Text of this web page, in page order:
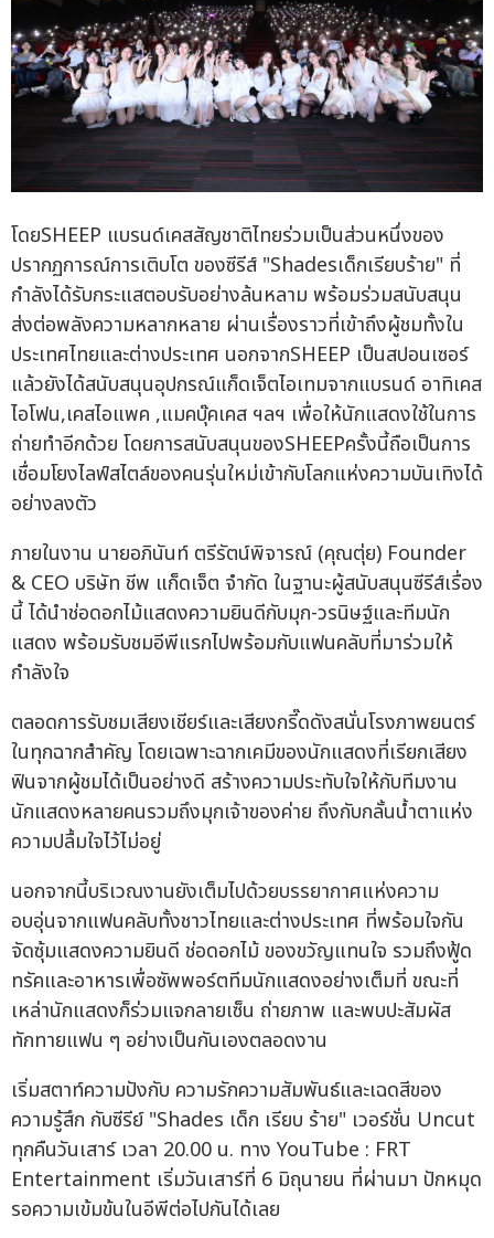
โดยSHEEP แบรนด์เคสสัญชาติไทยร่วมเป็นส่วนหนึ่งของ
ปรากฏการณ์การเติบโต ของซีรีส์ "Shadesเด็กเรียบร้าย" ที่
กำลังได้รับกระแสตอบรับอย่างล้นหลาม พร้อมร่วมสนับสนุน
ส่งต่อพลังความหลากหลาย ผ่านเรื่องราวที่เข้าถึงผู้ชมทั้งใน
ประเทศไทยและต่างประเทศ นอกจากSHEEP เป็นสปอนเซอร์
แล้วยังได้สนับสนุนอุปกรณ์แก็ดเจ็ตไอเทมจากแบรนด์ อาทิเคส
ไอโฟน,เคสไอแพค ,แมคบุ๊คเคส ฯลฯ เพื่อให้นักแสดงใช้ในการ
ถ่ายทำอีกด้วย โดยการสนับสนุนของSHEEPครั้งนี้ถือเป็นการ
เชื่อมโยงไลฟ์สไตล์ของคนรุ่นใหม่เข้ากับโลกแห่งความบันเทิงได้
อย่างลงตัว
ภายในงาน นายอภินันท์ ตรีรัตน์พิจารณ์ (คุณตุ่ย) Founder
& CEO บริษัท ชีพ แก็ดเจ็ต จำกัด ในฐานะผู้สนับสนุนซีรีส์เรื่อง
นี้ ได้นำช่อดอกไม้แสดงความยินดีกับมุก-วรนิษฐ์และทีมนัก
แสดง พร้อมรับชมอีพีแรกไปพร้อมกับแฟนคลับที่มาร่วมให้
กำลังใจ
ตลอดการรับชมเสียงเชียร์และเสียงกรี๊ดดังสนั่นโรงภาพยนตร์
ในทุกฉากสำคัญ โดยเฉพาะฉากเคมีของนักแสดงที่เรียกเสียง
ฟินจากผู้ชมได้เป็นอย่างดี สร้างความประทับใจให้กับทีมงาน
นักแสดงหลายคนรวมถึงมุกเจ้าของค่าย ถึงกับกลั้นน้ำตาแห่ง
ความปลื้มใจไว้ไม่อยู่
นอกจากนี้บริเวณงานยังเต็มไปด้วยบรรยากาศแห่งความ
อบอุ่นจากแฟนคลับทั้งชาวไทยและต่างประเทศ ที่พร้อมใจกัน
จัดซุ้มแสดงความยินดี ช่อดอกไม้ ของขวัญแทนใจ รวมถึงฟู้ด
ทรัคและอาหารเพื่อซัพพอร์ตทีมนักแสดงอย่างเต็มที่ ขณะที่
เหล่านักแสดงก็ร่วมแจกลายเซ็น ถ่ายภาพ และพบปะสัมผัส
ทักทายแฟน ๆ อย่างเป็นกันเองตลอดงาน
เริ่มสตาท์ความปังกับ ความรักความสัมพันธ์และเฉดสีของ
ความรู้สึก กับซีรีย์ "Shades เด็ก เรียบ ร้าย" เวอร์ชั่น Uncut
ทุกคืนวันเสาร์ เวลา 20.00 น. ทาง YouTube : FRT
Entertainment เริ่มวันเสาร์ที่ 6 มิถุนายน ที่ผ่านมา ปักหมุด
รอความเข้มข้นในอีพีต่อไปกันได้เลย